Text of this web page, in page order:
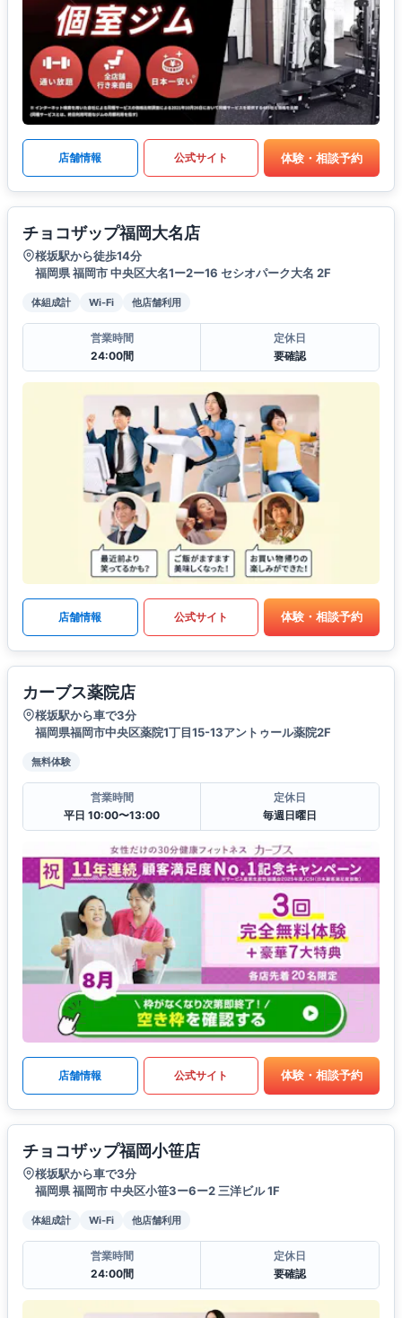
店舗情報 公式サイト 体験・相談予約
チョコザップ福岡大名店
桜坂駅から徒歩14分
福岡県 福岡市 中央区大名1ー2ー16 セシオパーク大名 2F
体組成計 Wi-Fi 他店舗利用
営業時間
24:00間
定休日
要確認
店舗情報 公式サイト 体験・相談予約
カーブス薬院店
桜坂駅から車で3分
福岡県福岡市中央区薬院1丁目15-13アントゥール薬院2F
無料体験
営業時間
平日 10:00〜13:00
定休日
毎週日曜日
店舗情報 公式サイト 体験・相談予約
チョコザップ福岡小笹店
桜坂駅から車で3分
福岡県 福岡市 中央区小笹3ー6ー2 三洋ビル 1F
体組成計 Wi-Fi 他店舗利用
営業時間
24:00間
定休日
要確認